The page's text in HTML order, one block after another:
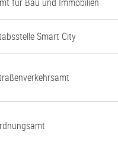
Smart City